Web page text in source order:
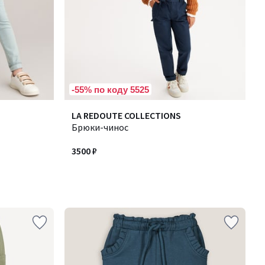
-55% по коду 5525
LA REDOUTE COLLECTIONS
Брюки-чинос
3500 ₽